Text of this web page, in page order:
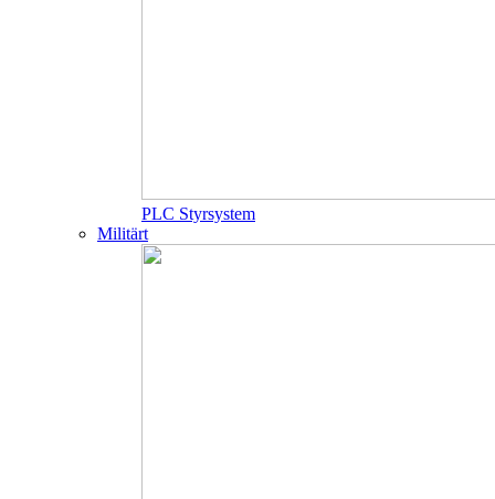
PLC Styrsystem
Militärt